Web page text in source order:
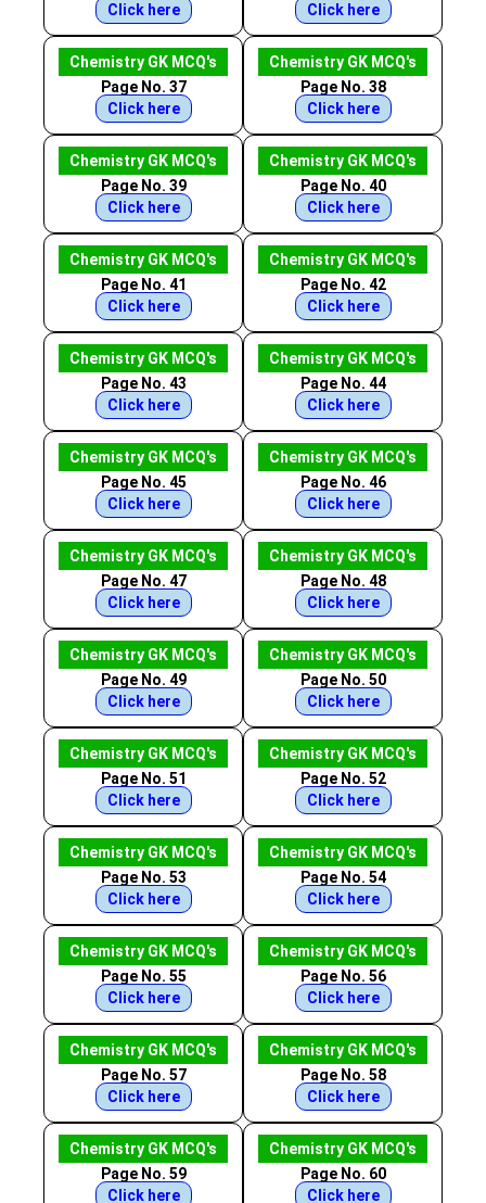
Click here
Click here
Chemistry GK MCQ's
Page No. 37
Click here
Chemistry GK MCQ's
Page No. 38
Click here
Chemistry GK MCQ's
Page No. 39
Click here
Chemistry GK MCQ's
Page No. 40
Click here
Chemistry GK MCQ's
Page No. 41
Click here
Chemistry GK MCQ's
Page No. 42
Click here
Chemistry GK MCQ's
Page No. 43
Click here
Chemistry GK MCQ's
Page No. 44
Click here
Chemistry GK MCQ's
Page No. 45
Click here
Chemistry GK MCQ's
Page No. 46
Click here
Chemistry GK MCQ's
Page No. 47
Click here
Chemistry GK MCQ's
Page No. 48
Click here
Chemistry GK MCQ's
Page No. 49
Click here
Chemistry GK MCQ's
Page No. 50
Click here
Chemistry GK MCQ's
Page No. 51
Click here
Chemistry GK MCQ's
Page No. 52
Click here
Chemistry GK MCQ's
Page No. 53
Click here
Chemistry GK MCQ's
Page No. 54
Click here
Chemistry GK MCQ's
Page No. 55
Click here
Chemistry GK MCQ's
Page No. 56
Click here
Chemistry GK MCQ's
Page No. 57
Click here
Chemistry GK MCQ's
Page No. 58
Click here
Chemistry GK MCQ's
Page No. 59
Click here
Chemistry GK MCQ's
Page No. 60
Click here